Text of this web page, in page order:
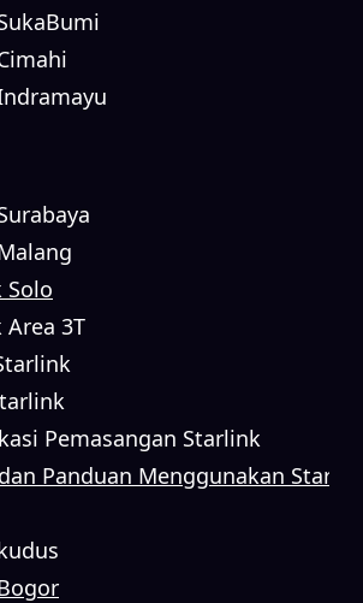
Solo
Area 3T
Pemasangan Starlink
Panduan Menggunakan